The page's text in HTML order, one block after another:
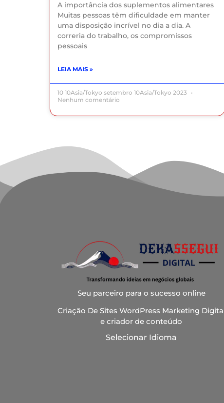
A importância dos suplementos alimentares
Muitas pessoas têm dificuldade em manter
uma disposição incrível no dia a dia. A
correria do trabalho, os compromissos
pessoais
LEIA MAIS »
10 10Asia/Tokyo setembro 10Asia/Tokyo 2023
Nenhum comentário
Seu parceiro para o sucesso online
Criação De Sites WordPress Marketing
e criador de conteúdo
Selecionar Idioma